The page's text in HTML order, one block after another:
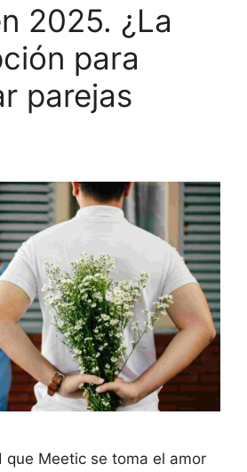
2025. ¿La
para
parejas
que Meetic se toma el amor